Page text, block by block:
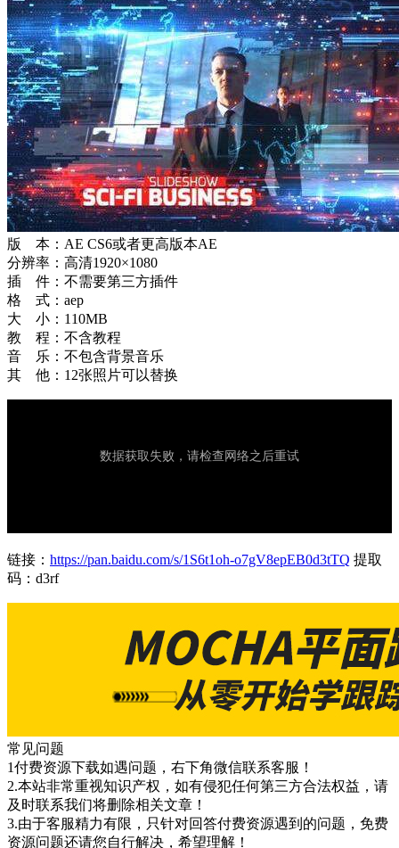
版 本：AE CS6或者更高版本AE
分辨率：高清1920×1080
插 件：不需要第三方插件
格 式：aep
大 小：110MB
教 程：不含教程
音 乐：不包含背景音乐
其 他：12张照片可以替换
链接： https://pan.baidu.com/s/1S6t1oh-o7gV8epEB0d3tTQ 提取
码：d3rf
常见问题
1付费资源下载如遇问题，右下角微信联系客服！
2.本站非常重视知识产权，如有侵犯任何第三方合法权益，请
及时联系我们将删除相关文章！
3.由于客服精力有限，只针对回答付费资源遇到的问题，免费
资源问题还请您自行解决，希望理解！